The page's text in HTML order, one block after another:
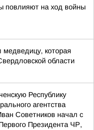
повлияют на ход войны
которая
области
Республику
агентства
Советников начал с
Президента ЧР,